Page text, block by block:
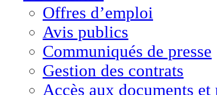
Offres d’emploi
Avis publics
Communiqués de presse
Gestion des contrats
Accès aux documents et